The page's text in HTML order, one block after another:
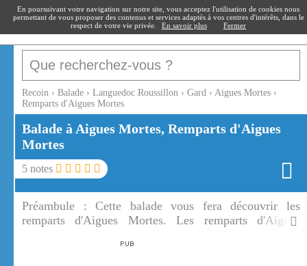
recoin.fr
Recoin › Balade › Languedoc Roussillon › Gard › Aigues Mortes ›
Remparts d'Aigues Mortes
Balade à Aigues Mortes, Remparts d'Aigues
Mortes
5 notes
Préambule :Cette balade vous fera découvrir les
remparts d'Aigues Mortes. Les remparts d'Aigues
En poursuivant votre navigation sur notre site, vous acceptez l'utilisation de cookies nous
permettant de vous proposer des contenus et services adaptés à vos centres d'intérêts, dans le
respect de votre vie privée.
En savoir plus Fermer